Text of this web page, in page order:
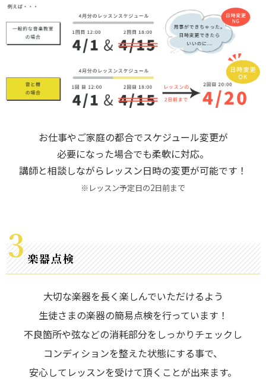
お仕事やご家庭の都合でスケジュール変更が
必要になった場合でも柔軟に対応。
講師と相談しながらレッスン日時の変更が可能です！
※レッスン予定日の2日前まで
楽器点検
大切な楽器を長く楽しんでいただけるよう
生徒さまの楽器の簡易点検を行っています！
不良箇所や弦などの消耗部分をしっかりチェックし
コンディションを整えた状態にする事で、
安心してレッスンを受けて頂くことが出来ます。